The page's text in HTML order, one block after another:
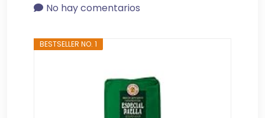
No hay comentarios
BESTSELLER NO. 1